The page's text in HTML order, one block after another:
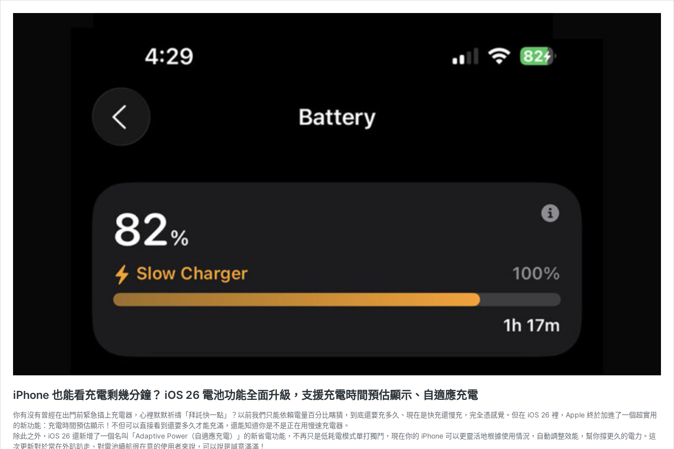
iPhone 也能看充電剩幾分鐘？ iOS 26 電池功能全面升級，支援充電時間預估顯示、自適應充電
你有沒有曾經在出門前緊急插上充電器，心裡默默祈禱「拜託快一點」？以前我們只能依賴電量百分比瞎猜，到底還要充多久、現在是快充還慢充，完全憑感覺。但在 iOS 26 裡，Apple 終於加進了一個超實用
的新功能：充電時間預估顯示！不但可以直接看到還要多久才能充滿，還能知道你是不是正在用慢速充電器。
除此之外，iOS 26 還新增了一個名叫「Adaptive Power（自適應充電）」的新省電功能，不再只是低耗電模式單打獨鬥，現在你的 iPhone 可以更靈活地根據使用情況，自動調整效能，幫你撐更久的電力。這
次更新對於常在外趴趴走、對電池續航很在意的使用者來說，可以說是誠意滿滿！